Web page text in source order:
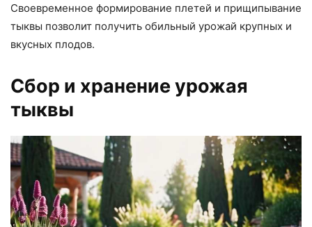
Своевременное формирование плетей и прищипывание
тыквы позволит получить обильный урожай крупных и
вкусных плодов.
Сбор и хранение урожая
тыквы